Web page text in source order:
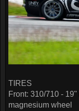
TIRES
Front: 310/710 -
magnesium wheel